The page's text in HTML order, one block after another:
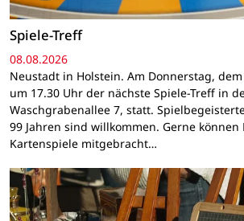
Spiele-Treff
08.08.2026
Neustadt in Holstein. Am Donnerstag,
um 17.30 Uhr der nächste Spiele-Treff in
Waschgrabenallee 7, statt.
99 Jahren sind willkommen. Gerne
Kartenspiele mitgebracht…